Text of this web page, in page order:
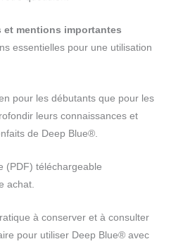
mentions importantes
essentielles pour une utilisation
pour les débutants que pour les
leurs connaissances et
de Deep Blue®.
(PDF) téléchargeable
achat.
à conserver et à consulter
pour utiliser Deep Blue® avec